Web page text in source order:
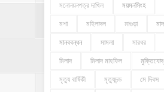
মনোনয়নপত্র দাখিল ময়মনসিংহ
মশা মহিলাদল মাগুড়া
মানববন্ধন মামলা মারধর
মিলাদ মিলাদ মাহফিল
মৃত্যু বার্ষিকী মৃত্যুদন্ড মে দিবস